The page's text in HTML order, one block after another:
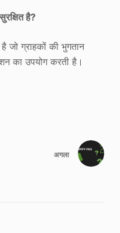
है?
जो ग्राहकों की भुगतान
का उपयोग करती है।
अगला